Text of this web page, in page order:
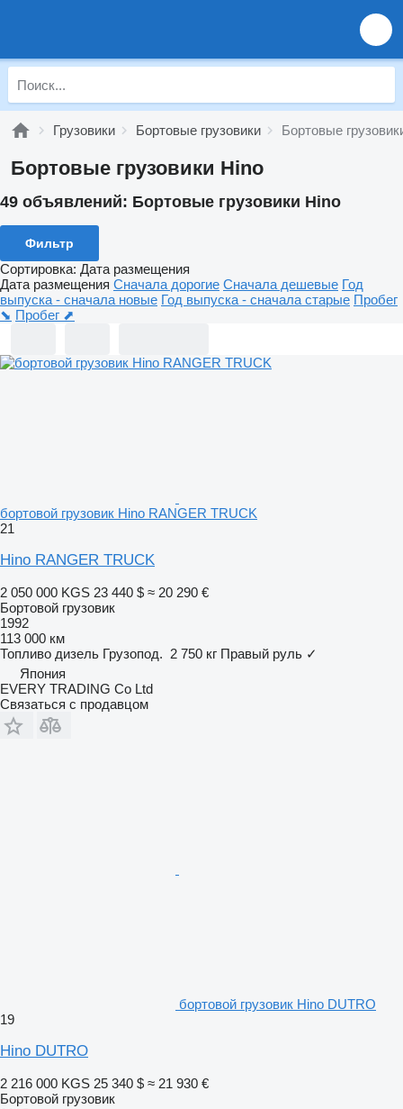
Грузовики Бортовые грузовики Бортовые
Бортовые грузовики Hino
49 объявлений: Бортовые грузовики Hino
Фильтр
Сортировка: Дата размещения
Дата размещения Сначала дорогие Сначала дешевые Год
выпуска - сначала новые Год выпуска - сначала старые Пробег
⬊ Пробег ⬈
бортовой грузовик Hino RANGER TRUCK
21
Hino RANGER TRUCK
2 050 000 KGS 23 440 $ ≈ 20 290 €
Бортовой грузовик
1992
113 000 км
Топливо дизель Грузопод. 2 750 кг Правый руль ✓
Япония
EVERY TRADING Co Ltd
Связаться с продавцом
бортовой грузовик Hino DUTRO
19
Hino DUTRO
2 216 000 KGS 25 340 $ ≈ 21 930 €
Бортовой грузовик